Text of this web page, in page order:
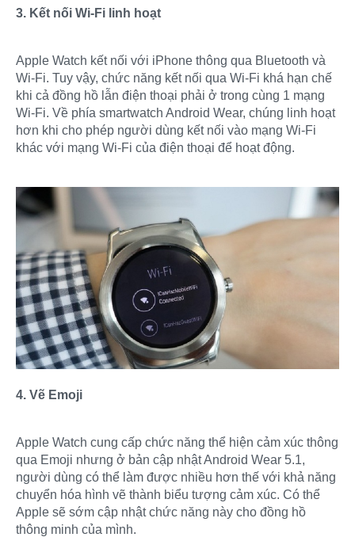
3. Kết nối Wi-Fi linh hoạt
Apple Watch kết nối với iPhone thông qua Bluetooth và
Wi-Fi. Tuy vậy, chức năng kết nối qua Wi-Fi khá hạn chế
khi cả đồng hồ lẫn điện thoại phải ở trong cùng 1 mạng
Wi-Fi. Về phía smartwatch Android Wear, chúng linh hoạt
hơn khi cho phép người dùng kết nối vào mạng Wi-Fi
khác với mạng Wi-Fi của điện thoại để hoạt động.
4. Vẽ Emoji
Apple Watch cung cấp chức năng thể hiện cảm xúc thông
qua Emoji nhưng ở bản cập nhật Android Wear 5.1,
người dùng có thể làm được nhiều hơn thế với khả năng
chuyển hóa hình vẽ thành biểu tượng cảm xúc. Có thể
Apple sẽ sớm cập nhật chức năng này cho đồng hồ
thông minh của mình.